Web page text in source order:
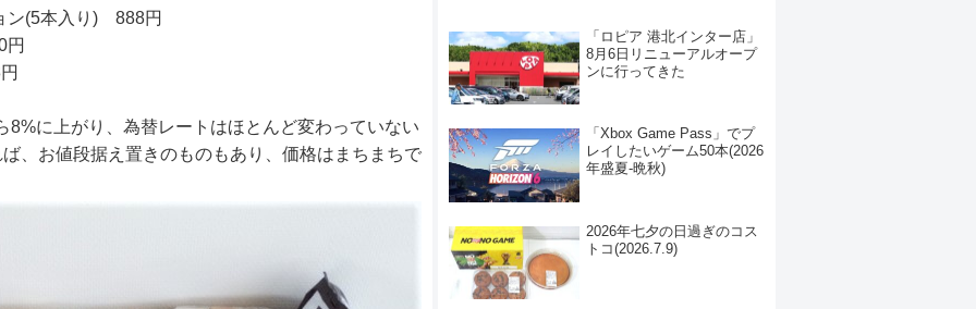
ン(5本入り) 888円
円
8%に上がり、為替レートはほとんど変わっていない
、お値段据え置きのものもあり、価格はまちまちで
「ロピア 港北インター店」
8月6日リニューアルオープ
ンに行ってきた
「Xbox Game Pass」でプ
レイしたいゲーム50本(2026
年盛夏-晩秋)
2026年七夕の日過ぎのコス
トコ(2026.7.9)